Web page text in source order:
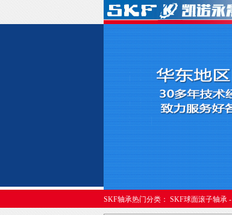
进口轴承
SKF轴承热门分类： SKF球面滚子轴承 -